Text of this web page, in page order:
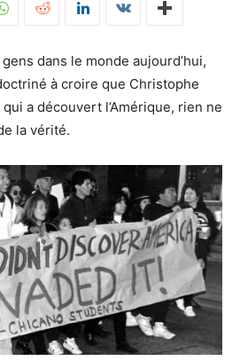
dans le monde aujourd’hui,
à croire que Christophe
a découvert l’Amérique, rien ne
la vérité.